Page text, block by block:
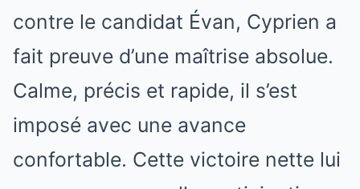
contre le candidat Évan, Cyprien a
fait preuve d’une maîtrise absolue.
Calme, précis et rapide, il s’est
imposé avec une avance
confortable. Cette victoire nette lui